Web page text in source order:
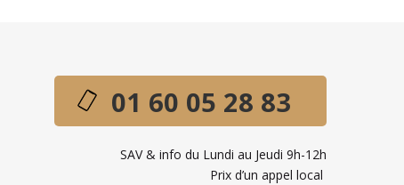
01 60 05 28 83
SAV & info du Lundi au Jeudi 9h-12h
Prix d’un appel local